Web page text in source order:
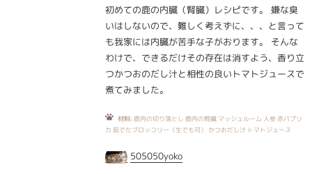
初めての鹿の内臓（腎臓）レシピです。 嫌な臭
いはしないので、難しく考えずに、、、と言って
も我家には内臓が苦手な子がおります。 そんな
わけで、できるだけその存在は消すよう、香り立
つかつおのだし汁と相性の良いトマトジュースで
煮てみました。
材料:鹿肉の切り落とし 鹿肉の腎臓 マッシュルーム 人参 赤パプリ
カ 茹でたブロッコリー（生でも可） かつおだし汁 トマトジュース
505050yoko